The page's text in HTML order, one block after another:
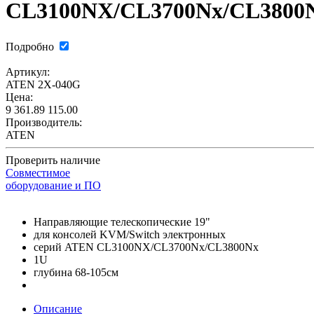
CL3100NX/CL3700Nx/
Подробно
Артикул:
ATEN 2X-040G
Цена:
9 361.89 115.00
Производитель:
ATEN
Проверить наличие
Совместимое
оборудование и ПО
Направляющие телескопические 19"
для консолей KVM/Switch электронных
серий ATEN CL3100NX/CL3700Nx/CL3800Nx
1U
глубина 68-105cм
Описание